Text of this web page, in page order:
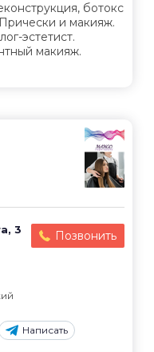
ботокс
и макияж.
эстетист.
макияж.
3
Позвонить
Написать